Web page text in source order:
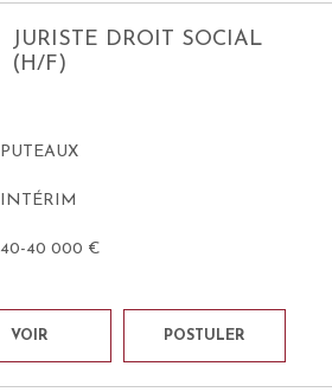
JURISTE DROIT SOCIAL
(H/F)
PUTEAUX
INTÉRIM
40-40 000 €
VOIR POSTULER